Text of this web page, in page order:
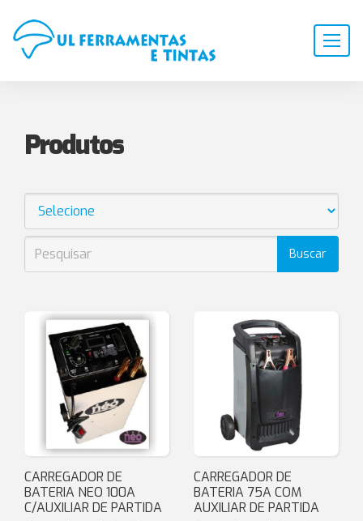
Produtos
Buscar
CARREGADOR DE
BATERIA NEO 100A
C/AUXILIAR DE PARTIDA
CARREGADOR DE
BATERIA 75A COM
AUXILIAR DE PARTIDA